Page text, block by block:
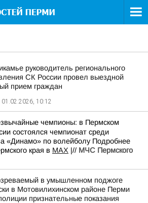
руководитель регионального
СК России провел выездной
прием граждан
01.02.2026, 10:12
чемпионы: в Пермском
состоялся чемпионат среди
«Динамо» по волейболу Подробнее
края в МАХ |// МЧС Пермского
в умышленном поджоге
в Мотовилихинском районе Перми
признательные показания